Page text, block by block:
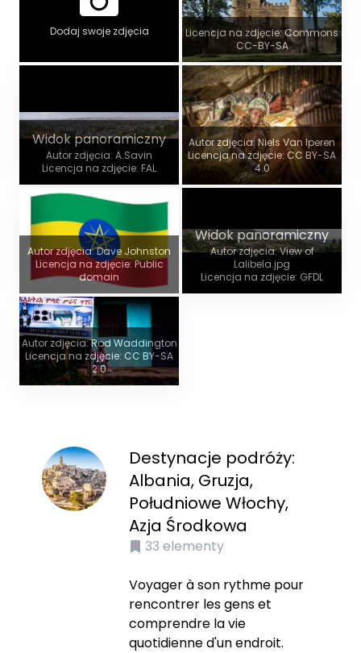
Dodaj swoje zdjęcia
Licencja na zdjęcie: Commons
CC-BY-SA
Widok panoramiczny
Autor zdjęcia: A.Savin
Licencja na zdjęcie: FAL
Autor zdjęcia: Niels Van Iperen
Licencja na zdjęcie: CC BY-SA
4.0
Autor zdjęcia: Dave Johnston
Licencja na zdjęcie: Public
domain
Widok panoramiczny
Autor zdjęcia: View of
Lalibela.jpg
Licencja na zdjęcie: GFDL
Autor zdjęcia: Rod Waddington
Licencja na zdjęcie: CC BY-SA
2.0
Destynacje podróży:
Albania, Gruzja,
Południowe Włochy,
Azja Środkowa
33 elementy
Voyager à son rythme pour
rencontrer les gens et
comprendre la vie
quotidienne d'un endroit.